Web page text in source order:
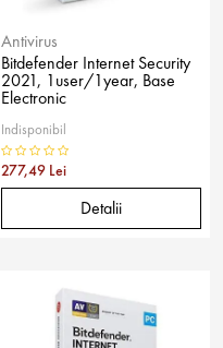
Antivirus
Bitdefender Internet Security
2021, 1user/1year, Base
Electronic
Indisponibil
277,49 Lei
Detalii